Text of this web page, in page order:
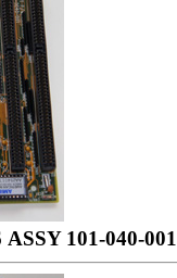
101-040-001